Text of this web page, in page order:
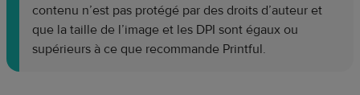
contenu n’est pas protégé par des droits d’auteur et
que la taille de l’image et les DPI sont égaux ou
supérieurs à ce que recommande Printful.